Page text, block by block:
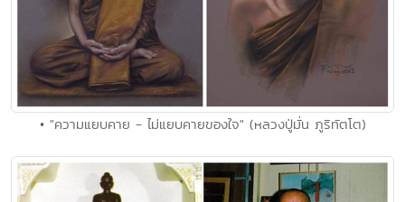
• "ความแยบคาย - ไม่แยบคายของใจ" (หลวงปู่มั่น ภูริทัตโต)